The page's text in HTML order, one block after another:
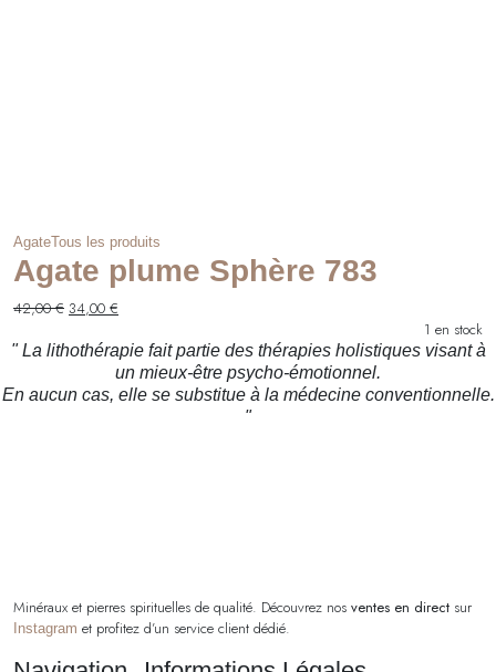
AgateTous les produits
Agate plume Sphère 783
42,00€ Le
initial
42,00 €.
34,00 €
actuel
est :
34,00 €.
1 en stock
" La lithothérapie fait partie des thérapies holistiques visant à
un mieux-être psycho-émotionnel.
En aucun cas, elle se substitue à la médecine conventionnelle.
"
Minéraux et pierres spirituelles de qualité. Découvrez nos ventes en direct sur
Instagram et profitez d’un service client dédié.